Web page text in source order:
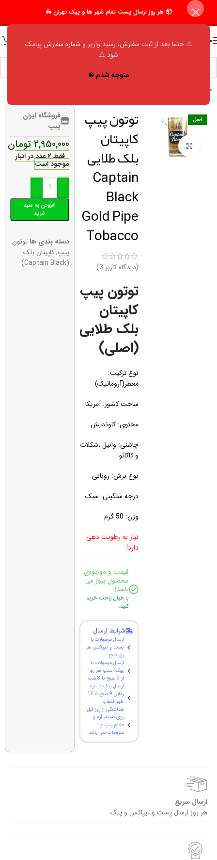
⚠️ حتما بعد از ثبت سفارش، رسید واریز و شماره سفارش پیامک
شود ⚠️
متوجه شدم ⊗
📦 هر روز ارسال پست تمام شهر ها و پیک تهران 🛵
منو
خانه
اصل
برای بزرگنمایی کلیک کنید
توتون پیپ
کاپیتان
بلک طلایی
Captain
Black
Gold Pipe
Tobacco
(دیدگاه کاربر 3
)
توتون پیپ
کاپیتان
بلک طلایی
(اصلی)
نوع ترکیب:
معطر(آروماتیک)
ساخت کشور: آمریکا
محتوی: کاوندیش
چاشنی: وانیل ،شکلات
و کاکائو
نوع برش: روبانی
درجه سنگینی: سبک
وزن: 50 گرم
نیاز به رطوبت دهی
دارد!
قیمت و موجودی
محصول بروز می
باشد!
با خیال راحت خرید
کنید.
شرایط ارسال
ارسال مرسولات با
پست و تیپاکس هر
روز صبح
ارسال مرسولات با
پیک اسنپ هر روز
از 9 صبح تا 8 شب
ارسال پیک در بازه
زمانی 9 صبح تا 12
ظهر فقط با
هماهنگی از روز قبل
روی بسته، آرم و
علائم پیپ و
ملزومات نمی باشد
فروشگاه ایران
پیپ
2,950,000 تومان
فقط 2 عدد در انبار
موجود است
-
+
افزودن به سبد
خرید
دسته بندی ها توتون
پیپ,کاپیتان بلک
(Captain Black)
ارسال سریع
هر روز ارسال پست و تیپاکس و پیک